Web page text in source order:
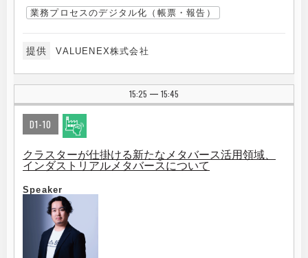
業務プロセスのデジタル化（帳票・報告）
提供 VALUENEX株式会社
15:25 | 15:45
D1-10
クラスターが仕掛ける新たなメタバース活用領域、
インダストリアルメタバースについて
Speaker